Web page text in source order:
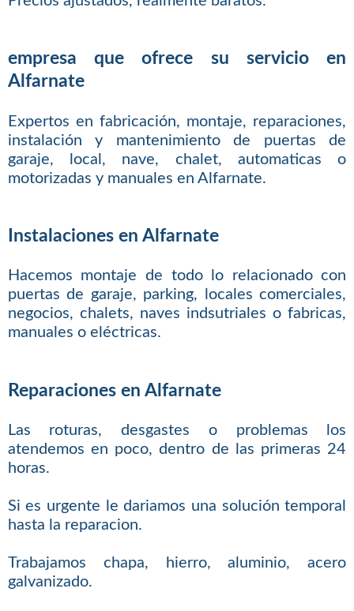
empresa que ofrece su servicio en
Alfarnate
Expertos en fabricación, montaje, reparaciones,
instalación y mantenimiento de puertas de
garaje, local, nave, chalet, automaticas o
motorizadas y manuales en Alfarnate.
Instalaciones en Alfarnate
Hacemos montaje de todo lo relacionado con
puertas de garaje, parking, locales comerciales,
negocios, chalets, naves indsutriales o fabricas,
manuales o eléctricas.
Reparaciones en Alfarnate
Las roturas, desgastes o problemas los
atendemos en poco, dentro de las primeras 24
horas.
Si es urgente le dariamos una solución temporal
hasta la reparacion.
Trabajamos chapa, hierro, aluminio, acero
galvanizado.